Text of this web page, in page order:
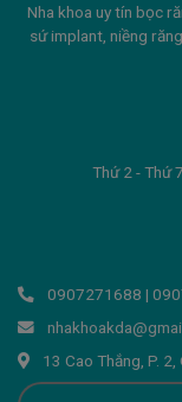
Nha khoa uy tín bọc
sứ implant, niềng
Thứ 2 - Thứ
0907271688 |
13 Cao Thắng, P. 2,